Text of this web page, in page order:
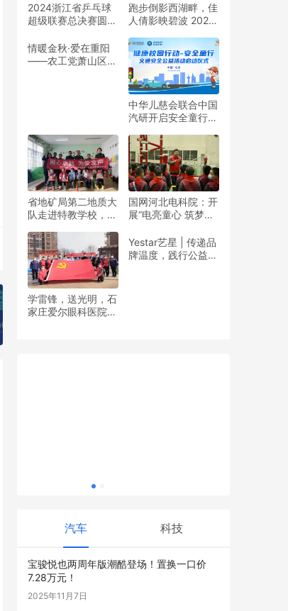
2024浙江省乒乓球
超级联赛总决赛圆满
跑步倒影西湖畔，佳
人倩影映碧波 2024
靓丽开赛
情暖金秋·爱在重阳
——农工党萧山区基
中华儿慈会联合中国
汽研开启安全童行公
省地矿局第二地质大
队走进特教学校，暖
国网河北电科院：开
展“电亮童心 筑梦未
学雷锋，送光明，石
家庄爱尔眼科医院党
Yestar艺星 | 传递品
牌温度，践行公益之
汽车 科技
宝骏悦也两周年版潮酷登场！置换一口价
7.28万元！
2025年11月7日